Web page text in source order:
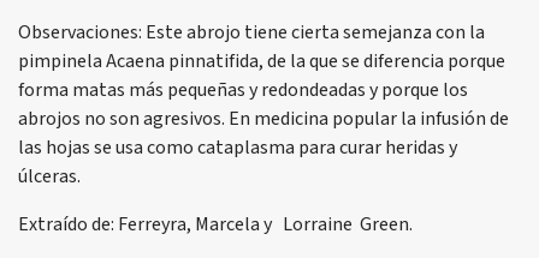
Observaciones: Este abrojo tiene cierta semejanza con la
pimpinela Acaena pinnatifida, de la que se diferencia porque
forma matas más pequeñas y redondeadas y porque los
abrojos no son agresivos. En medicina popular la infusión de
las hojas se usa como cataplasma para curar heridas y
úlceras.
Extraído de: Ferreyra, Marcela y Lorraine Green.